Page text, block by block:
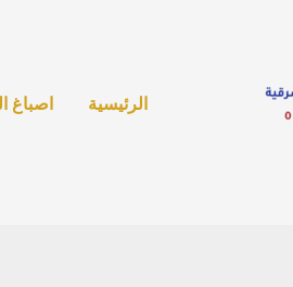
الرئيسية اصباغ